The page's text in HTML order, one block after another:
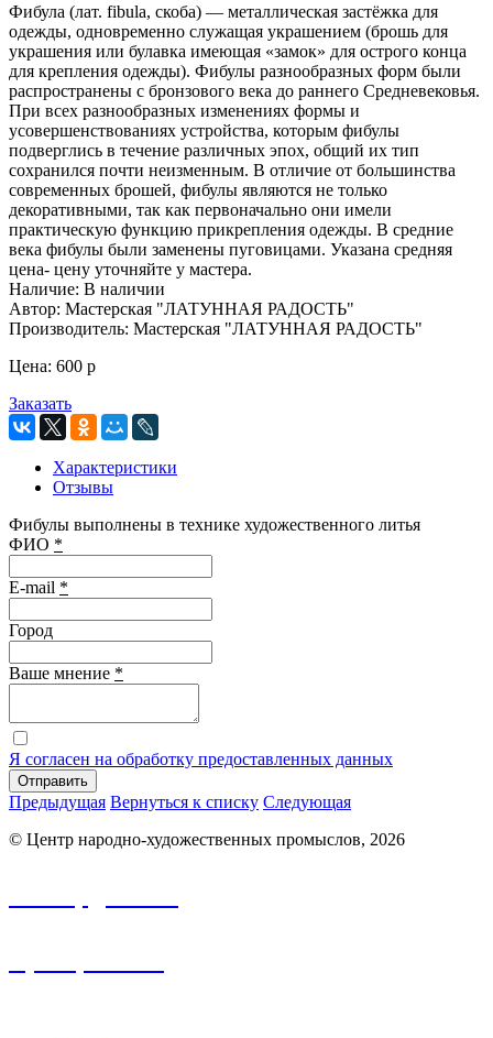
Фибула (лат. fibula, скоба) — металлическая застёжка для
одежды, одновременно служащая украшением (брошь для
украшения или булавка имеющая «замок» для острого конца
для крепления одежды). Фибулы разнообразных форм были
распространены с бронзового века до раннего Средневековья.
При всех разнообразных изменениях формы и
усовершенствованиях устройства, которым фибулы
подверглись в течение различных эпох, общий их тип
сохранился почти неизменным. В отличие от большинства
современных брошей, фибулы являются не только
декоративными, так как первоначально они имели
практическую функцию прикрепления одежды. В средние
века фибулы были заменены пуговицами. Указана средняя
цена- цену уточняйте у мастера.
Наличие: В наличии
Автор: Мастерская "ЛАТУННАЯ РАДОСТЬ"
Производитель: Мастерская "ЛАТУННАЯ РАДОСТЬ"
Цена: 600 p
Заказать
Характеристики
Отзывы
Фибулы выполнены в технике художественного литья
ФИО *
E-mail *
Город
Ваше мнение *
Я согласен на обработку предоставленных данных
Отправить
Предыдущая Вернуться к списку Следующая
© Центр народно-художественных промыслов, 2026